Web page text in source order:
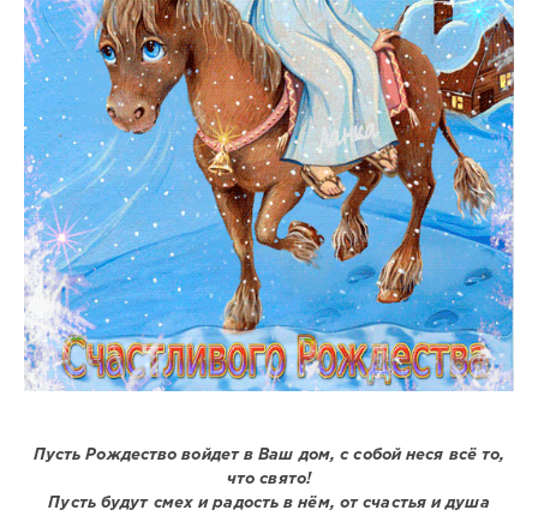
Пусть Рождество войдет в Ваш дом, с собой неся всё то,
что свято!
Пусть будут смех и радость в нём, от счастья и душа